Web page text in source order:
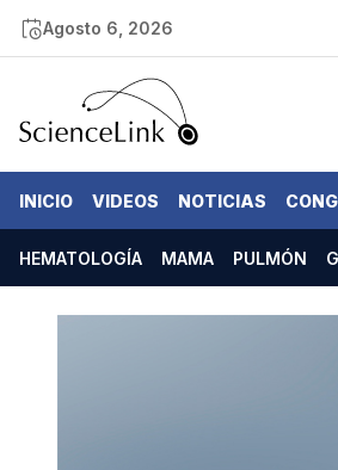
Agosto 6, 2026
INICIO VIDEOS NOTICIAS
HEMATOLOGÍA MAMA PULMÓN